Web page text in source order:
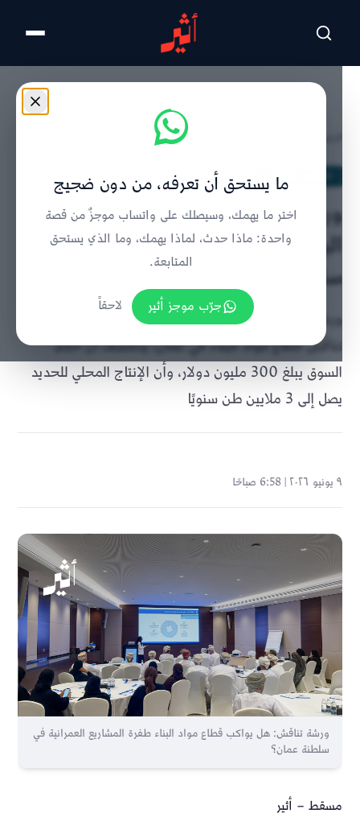
تخطى للمحتوى الرئيسي
تفاصيل الخبر
الاقتصاد والتفسير
ورشة تناقش: هل يواكب قطاع مواد
البناء طفرة المشاريع العمرانية في
سلطنة عمان؟
ورشة عمل لوزارة التجارة والصناعة بالتعاون مع الإسكوا
تناقش قطاع مواد البناء في عمان، وتكشف أن حجم
السوق يبلغ 300 مليون دولار، وأن الإنتاج المحلي للحديد
يصل إلى 3 ملايين طن سنويًا
٩ يونيو ٢٠٢٦ | 6:58 صباحًا
ورشة تناقش: هل يواكب قطاع مواد البناء طفرة المشاريع العمرانية في
سلطنة عمان؟
مسقط – أثير
ما يستحق أن تعرفه، من دون ضجيج
اختر ما يهمك، وسيصلك على واتساب موجزٌ من قصة
واحدة: ماذا حدث، لماذا يهمك، وما الذي يستحق
المتابعة.
جرّب موجز أثير
لاحقاً